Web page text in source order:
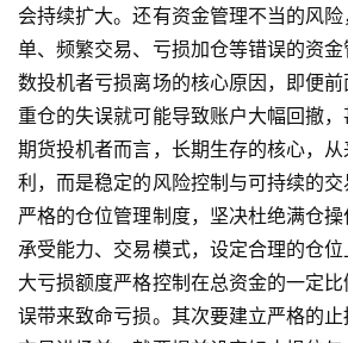
会持续扩大。还有资金管理不当的风
单、频繁交易、亏损加仓等错误的资
数投机者亏损离场的核心原因，即便
重仓的失误就可能导致账户大幅回撤
期货投机者而言，长期生存的核心，
利，而是稳定的风险控制与可持续的
严格的仓位管理制度，坚决杜绝满仓
承受能力、交易模式，设定合理的仓
大亏损额度严格控制在总资金的一定
误带来致命亏损。其次要建立严格的